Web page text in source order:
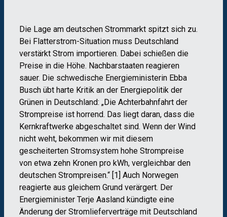
Die Lage am deutschen Strommarkt spitzt sich zu.
Bei Flatterstrom-Situation muss Deutschland
verstärkt Strom importieren. Dabei schießen die
Preise in die Höhe. Nachbarstaaten reagieren
sauer. Die schwedische Energieministerin Ebba
Busch übt harte Kritik an der Energiepolitik der
Grünen in Deutschland: „Die Achterbahnfahrt der
Strompreise ist horrend. Das liegt daran, dass die
Kernkraftwerke abgeschaltet sind. Wenn der Wind
nicht weht, bekommen wir mit diesem
gescheiterten Stromsystem hohe Strompreise
von etwa zehn Kronen pro kWh, vergleichbar den
deutschen Strompreisen.“ [1] Auch Norwegen
reagierte aus gleichem Grund verärgert. Der
Energieminister Terje Aasland kündigte eine
Änderung der Stromlieferverträge mit Deutschland